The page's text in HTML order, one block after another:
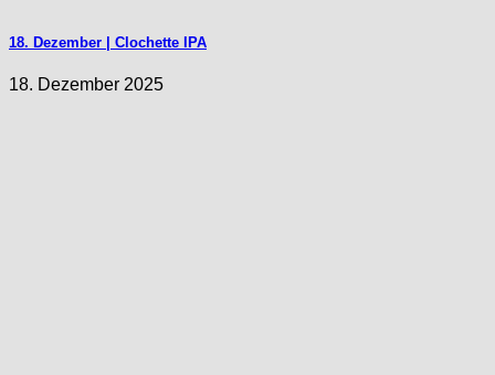
18. Dezember | Clochette IPA
18. Dezember 2025